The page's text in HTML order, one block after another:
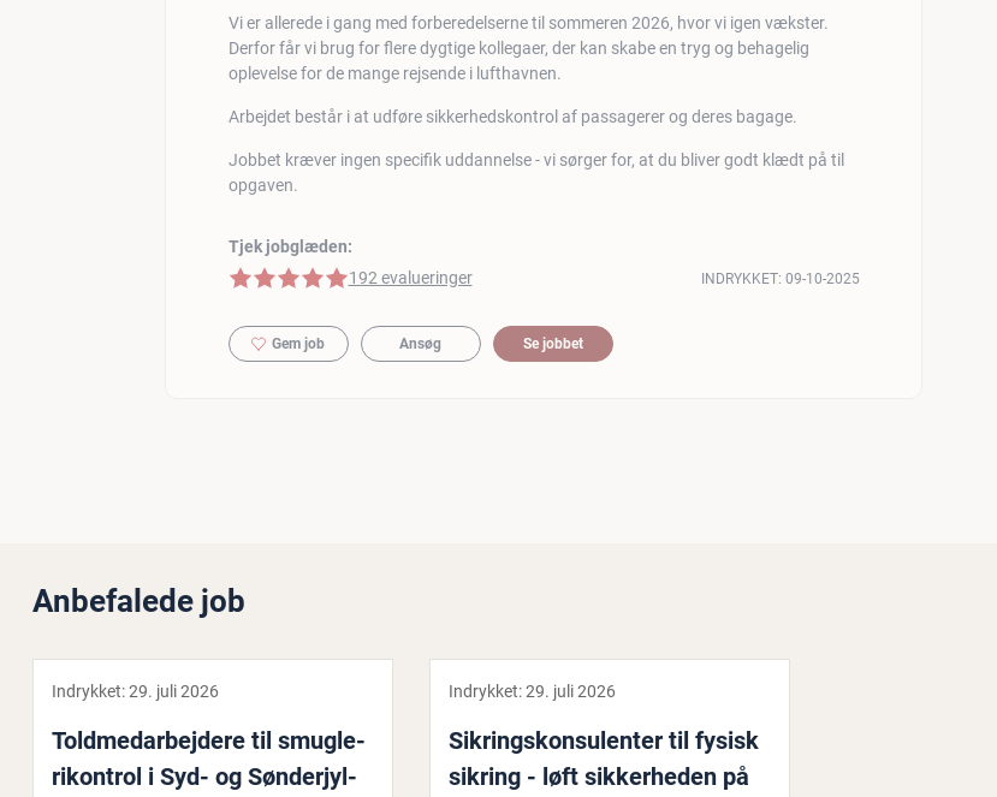
Vi er allerede i gang med forberedelserne til sommeren 2026, hvor vi igen vækster.
Derfor får vi brug for flere dygtige kollegaer, der kan skabe en tryg og behagelig
oplevelse for de mange rejsende i lufthavnen.
Arbejdet består i at udføre sikkerhedskontrol af passagerer og deres bagage.
Jobbet kræver ingen specifik uddannelse - vi sørger for, at du bliver godt klædt på til
opgaven.
Tjek jobglæden:
5 af 5 stjerner
192 evalueringer INDRYKKET: 09-10-2025
Gem job Ansøg Se jobbet
Anbefalede job
Indrykket:29. juli 2026
Told­me­d­ar­bej­de­re til smug­le­
ri­kon­trol i Syd- og Søn­derjyl­
Indrykket:29. juli 2026
Sik­rings­kon­su­len­ter til fysisk
sikring - løft sik­ker­he­den på